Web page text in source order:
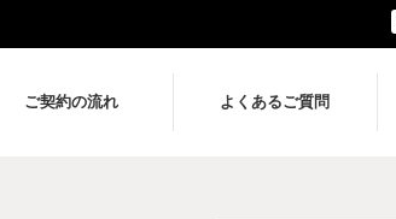
ご契約の流れ よくあるご質問